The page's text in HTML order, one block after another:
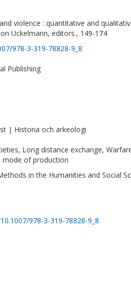
violence : quantitative and
Uckelmann, editors., 149-174
978-3-319-78828-9_8
Publishing
| Historia och arkeologi
Long distance exchange,
of production
in the Humanities and Social
978-3-319-78828-9_8